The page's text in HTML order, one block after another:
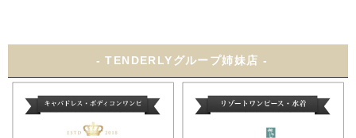
- TENDERLYグループ姉妹店 -